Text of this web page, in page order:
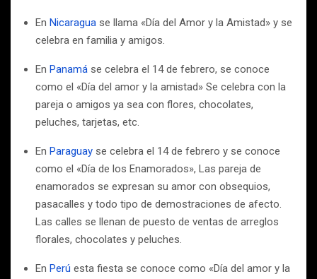
En Nicaragua se llama «Día del Amor y la Amistad» y se
celebra en familia y amigos.
En Panamá se celebra el 14 de febrero, se conoce
como el «Día del amor y la amistad» Se celebra con la
pareja o amigos ya sea con flores, chocolates,
peluches, tarjetas, etc.
En Paraguay se celebra el 14 de febrero y se conoce
como el «Día de los Enamorados», Las pareja de
enamorados se expresan su amor con obsequios,
pasacalles y todo tipo de demostraciones de afecto.
Las calles se llenan de puesto de ventas de arreglos
florales, chocolates y peluches.
En Perú esta fiesta se conoce como «Día del amor y la